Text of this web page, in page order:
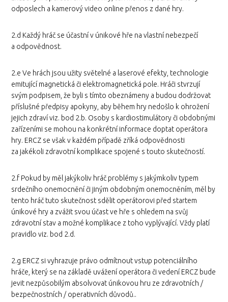
odposlech a kamerový video online přenos z dané hry.
2.d Každý hráč se účastní v únikové hře na vlastní nebezpečí
a odpovědnost.
2.e Ve hrách jsou užity světelné a laserové efekty, technologie
emitující magnetická či elektromagnetická pole. Hráči stvrzují
svým podpisem, že byli s tímto obeznámeny a budou dodržovat
příslušné předpisy apokyny, aby během hry nedošlo k ohrožení
jejich zdraví viz. bod 2.b. Osoby s kardiostimulátory či obdobnými
zařízeními se mohou na konkrétní informace doptat operátora
hry. ERCZ se však v každém případě zříká odpovědnosti
za jakékoli zdravotní komplikace spojené s touto skutečností.
2.f Pokud by měl jakýkoliv hráč problémy s jakýmkoliv typem
srdečního onemocnění či jiným obdobným onemocněním, měl by
tento hráč tuto skutečnost sdělit operátorovi před startem
únikové hry a zvážit svou účast ve hře s ohledem na svůj
zdravotní stav a možné komplikace z toho vyplývající. Vždy platí
pravidlo viz. bod 2.d.
2.g ERCZ si vyhrazuje právo odmítnout vstup potenciálního
hráče, který se na základě uvážení operátora či vedení ERCZ bude
jevit nezpůsobilým absolvovat únikovou hru ze zdravotních /
bezpečnostních / operativních důvodů..